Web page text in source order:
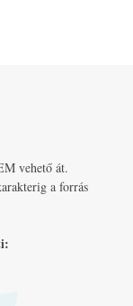
vehető át.
a forrás